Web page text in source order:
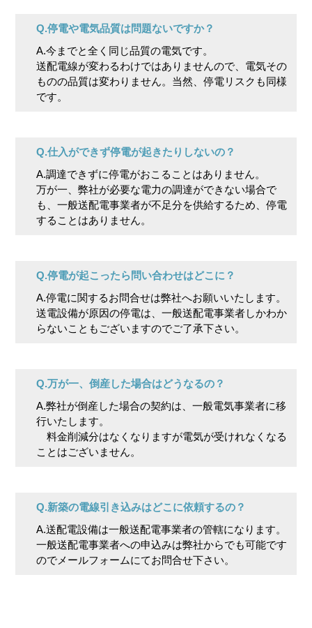
Q.停電や電気品質は問題ないですか？
A.今までと全く同じ品質の電気です。
送配電線が変わるわけではありませんので、電気その
ものの品質は変わりません。当然、停電リスクも同様
です。
Q.仕入ができず停電が起きたりしないの？
A.調達できずに停電がおこることはありません。
万が一、弊社が必要な電力の調達ができない場合で
も、一般送配電事業者が不足分を供給するため、停電
することはありません。
Q.停電が起こったら問い合わせはどこに？
A.停電に関するお問合せは弊社へお願いいたします。
送電設備が原因の停電は、一般送配電事業者しかわか
らないこともございますのでご了承下さい。
Q.万が一、倒産した場合はどうなるの？
A.弊社が倒産した場合の契約は、一般電気事業者に移
行いたします。
料金削減分はなくなりますが電気が受けれなくなる
ことはございません。
Q.新築の電線引き込みはどこに依頼するの？
A.送配電設備は一般送配電事業者の管轄になります。
一般送配電事業者への申込みは弊社からでも可能です
のでメールフォームにてお問合せ下さい。